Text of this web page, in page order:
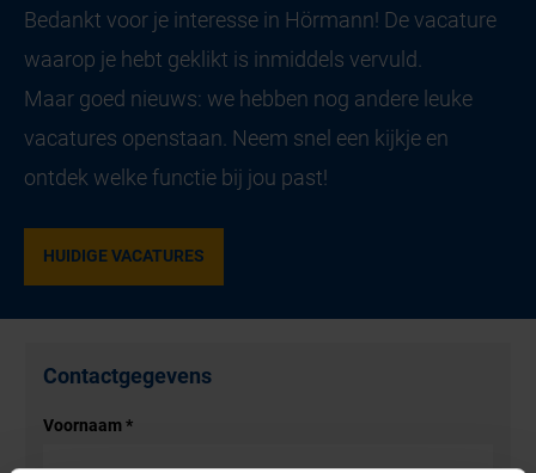
Bedankt voor je interesse in Hörmann! De vacature
waarop je hebt geklikt is inmiddels vervuld.
Maar goed nieuws: we hebben nog andere leuke
vacatures openstaan. Neem snel een kijkje en
ontdek welke functie bij jou past!
HUIDIGE VACATURES
Contactgegevens
Voornaam*